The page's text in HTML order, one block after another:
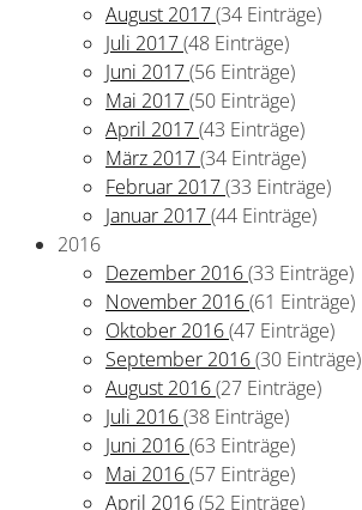
August 2017(34 Einträge)
Juli 2017(48 Einträge)
Juni 2017(56 Einträge)
Mai 2017(50 Einträge)
April 2017(43 Einträge)
März 2017(34 Einträge)
Februar 2017(33 Einträge)
Januar 2017(44 Einträge)
2016
Dezember 2016(33 Einträge)
November 2016(61 Einträge)
Oktober 2016(47 Einträge)
September 2016(30 Einträge)
August 2016(27 Einträge)
Juli 2016(38 Einträge)
Juni 2016(63 Einträge)
Mai 2016(57 Einträge)
April 2016(52 Einträge)